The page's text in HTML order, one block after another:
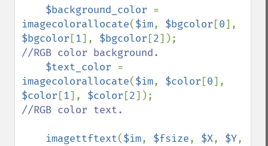
$background_color
imagecolorallocate($im, $bgcolor [0
$bgcolor [1], $bgcolor [2
//RGB color background.
$text_color
imagecolorallocate($im, $color [0
$color [1], $color [2
//RGB color text.
imagettftext($im, $fsize, $X, $Y